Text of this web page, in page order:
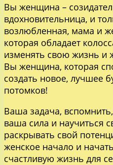
Вы женщина –
вдохновительница, и
возлюбленная, мама и
которая обладает
изменять свою жизнь и
Вы женщина, которая
создать новое, лучшее
потомков!
Ваша задача,
ваша сила и научиться
раскрывать свой
женское начало и
счастливую жизнь для